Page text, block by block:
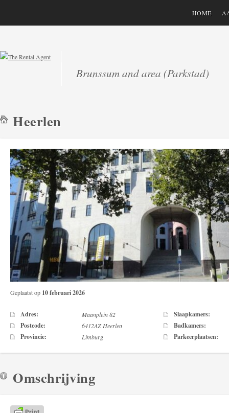
Brunssum and area (Parkstad)
HOME
Heerlen
Geplaatst op 10 februari 2026
Adres: Maanplein 82
Postcode: 6412AZ Heerlen
Provincie: Limburg
Slaapkamers:
Badkamers:
Parkeerplaatsen:
Omschrijving